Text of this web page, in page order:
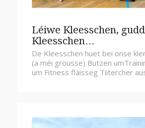
Léiwe Kleesschen,
Kleesschen…
De Kleesschen huet bei onse
(a méi grousse) Butzen
um Fitness fläisseg Tiitercher